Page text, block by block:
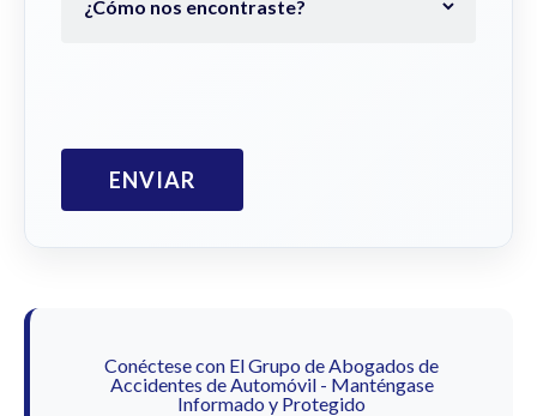
Conéctese con El Grupo de Abogados de
Accidentes de Automóvil - Manténgase
Informado y Protegido